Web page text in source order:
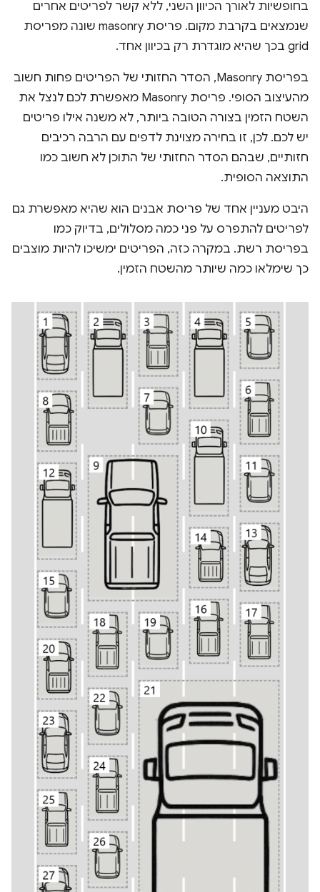
בחופשיות לאורך הכיוון השני, ללא קשר לפריטים אחרים
שנמצאים בקרבת מקום. פריסת masonry שונה מפריסת
grid בכך שהיא מוגדרת רק בכיוון אחד.
בפריסת Masonry, הסדר החזותי של הפריטים פחות חשוב
מהעיצוב הסופי. פריסת Masonry מאפשרת לכם לנצל את
השטח הזמין בצורה הטובה ביותר, לא משנה אילו פריטים
יש לכם. לכן, זו בחירה מצוינת לדפים עם הרבה רכיבים
חזותיים, שבהם הסדר החזותי של התוכן לא חשוב כמו
התוצאה הסופית.
היבט מעניין אחד של פריסת אבנים הוא שהיא מאפשרת גם
לפריטים להתפרס על פני כמה מסלולים, בדיוק כמו
בפריסת רשת. במקרה כזה, הפריטים ימשיכו להיות מוצבים
כך שימלאו כמה שיותר מהשטח הזמין.